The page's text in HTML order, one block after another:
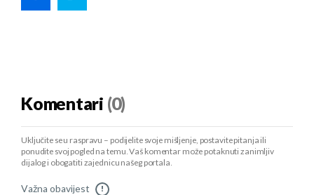
Komentari (0)
Uključite se u raspravu – podijelite svoje mišljenje, postavite pitanja ili
ponudite svoj pogled na temu. Vaš komentar može potaknuti zanimljiv
dijalog i obogatiti zajednicu našeg portala.
Važna obavijest !